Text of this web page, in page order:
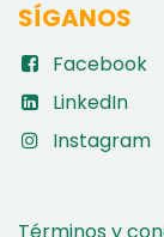
SÍGANOS
Facebook
LinkedIn
Instagram